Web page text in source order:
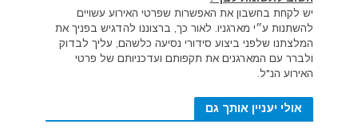
יש לקחת בחשבון את האפשרות שפרטי האירוע עשויים
להשתנות ע״י מארגניו. לאור כך, ברצוננו להדגיש בפניך את
המלצתנו שלפני ביצוע סידורי נסיעה כלשהם, עליך לבדוק
ולברר עם המארגנים את תקפותם ועדכניותם של פרטי
האירוע הנ"ל.
אולי יעניין אותך גם